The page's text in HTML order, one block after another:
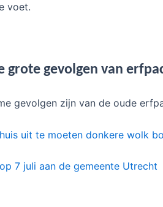
voet.
grote gevolgen van
gevolgen zijn van de oude
uit te moeten donkere wolk
7 juli aan de gemeente Utrecht